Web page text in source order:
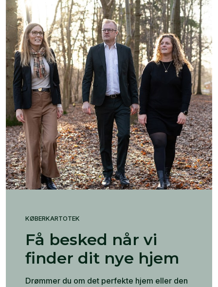
KØBERKARTOTEK
Få besked når vi
finder dit nye hjem
Drømmer du om det perfekte hjem eller den